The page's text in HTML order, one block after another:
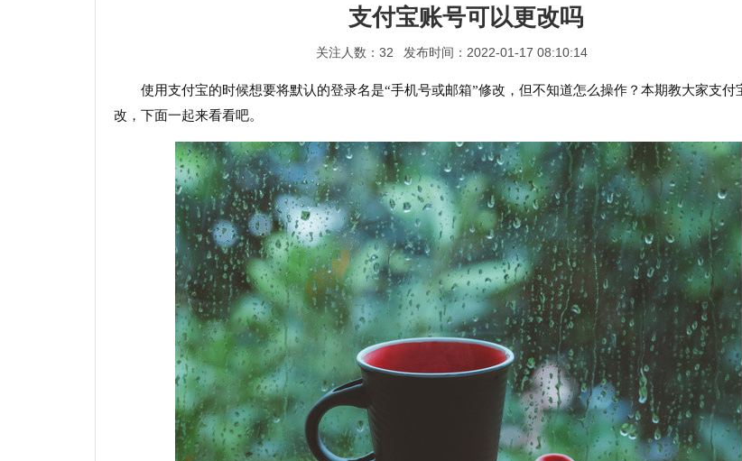
支付宝账号可以更改吗
关注人数：32 发布时间：2022-01-17 08:10:14
使用支付宝的时候想要将默认的登录名是“手机号或邮箱”修改，但不知道怎么操作？本期教大家支付
改，下面一起来看看吧。